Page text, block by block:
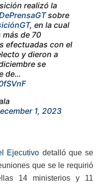
realizó la
sobre
, en la cual
de 70
efectuadas con el
y dieron a
se
de…
1, 2023
Ejecutivo detalló que se
que se le requirió
14 ministerios y 11